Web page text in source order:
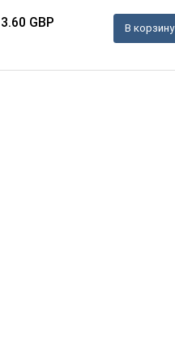
3.60 GBP В корзину